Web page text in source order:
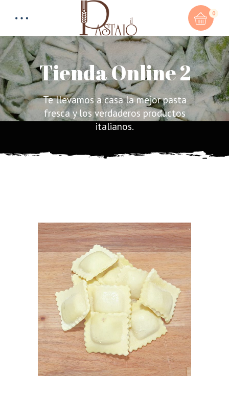
0
Total: 0,00€
Tienda Online 2
Te llevamos a casa la mejor pasta
fresca y los verdaderos productos
italianos.